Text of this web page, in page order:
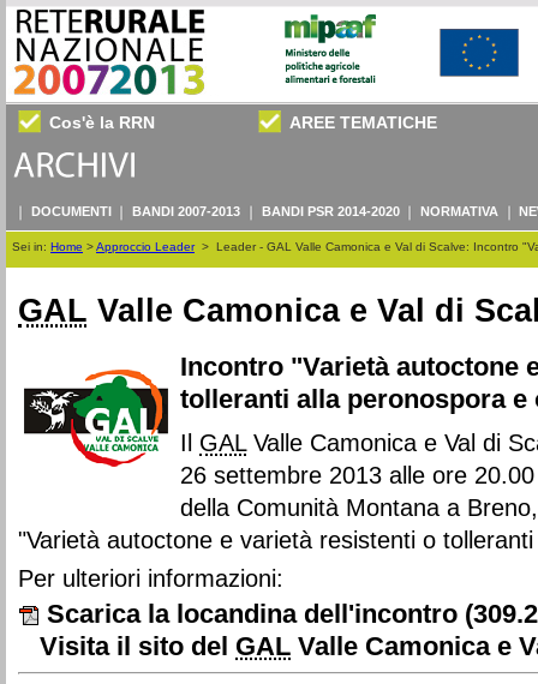
Cos'è la RRN AREE TEMATICHE
DOCUMENTI BANDI 2007-2013 BANDI PSR 2014-2020 NORMATIVA
Sei in: Home >Approccio Leader> Leader - GAL Valle Camonica e Val di Scalve: Incontro
GAL Valle Camonica e Val di
Incontro "Varietà autoctone
tolleranti alla peronospora e
Il GALValle Camonica e Val di
26 settembre 2013 alle ore
della Comunità Montana a
"Varietà autoctone e varietà resistenti o
Per ulteriori informazioni:
Scarica la locandina dell'incontro
Visita il sito del GAL Valle Camonica e